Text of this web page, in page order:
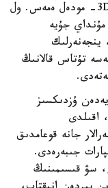
سيفرلىق ەگىز - كومپيۋتەردەگى قاراپايىم 3D- مودەل ەمەس. ول
جۇيە
ينجەنەرلىك
تۇتاس قالانىڭ
ۇزدىكسىز
اقىلدى
جانە قوعامدىق
جىبەرەدى.
سۋ قىسىمىنىڭ